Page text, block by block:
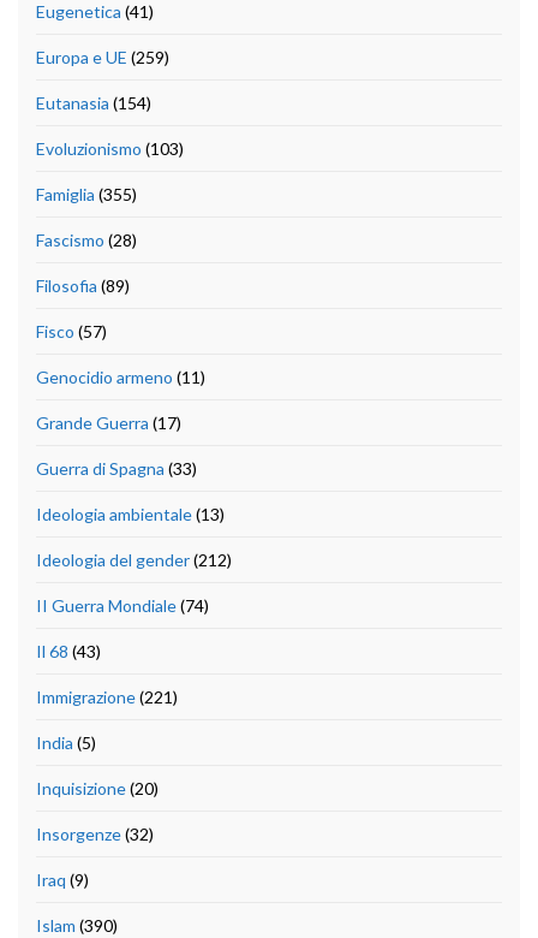
Eugenetica (41)
Europa e UE (259)
Eutanasia (154)
Evoluzionismo (103)
Famiglia (355)
Fascismo (28)
Filosofia (89)
Fisco (57)
Genocidio armeno (11)
Grande Guerra (17)
Guerra di Spagna (33)
Ideologia ambientale(13)
Ideologia del gender(212)
II Guerra Mondiale(74)
Il 68 (43)
Immigrazione(221)
India (5)
Inquisizione(20)
Insorgenze(32)
Iraq (9)
Islam (390)